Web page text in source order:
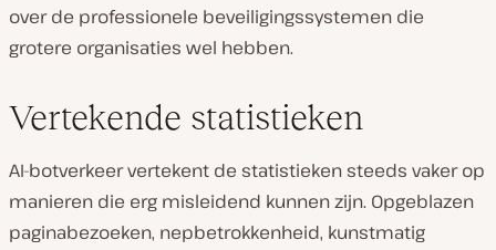
over de professionele beveiligingssystemen die
grotere organisaties wel hebben.
Vertekende statistieken
AI-botverkeer vertekent de statistieken steeds vaker op
manieren die erg misleidend kunnen zijn. Opgeblazen
paginabezoeken, nepbetrokkenheid, kunstmatig